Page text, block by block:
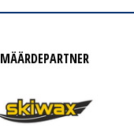
MÄÄRDEPARTNER